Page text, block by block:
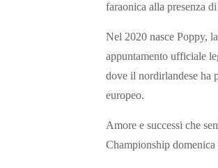
faraonica alla presenza
Nel 2020 nasce Poppy,
appuntamento ufficiale
dove il nordirlandese ha
europeo.
Amore e successi che
Championship domenica